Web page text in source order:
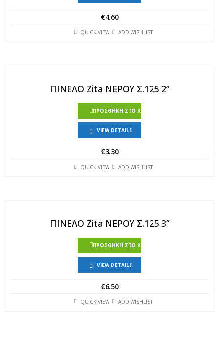
€4.60
QUICK VIEW ADD WISHLIST
ΠΙΝΕΛΟ Zita ΝΕΡΟΥ Σ.125 2”
ΠΡΟΣΘΉΚΗ ΣΤΟ ΚΑΛΆΘΙ
VIEW DETAILS
€3.30
QUICK VIEW ADD WISHLIST
ΠΙΝΕΛΟ Zita ΝΕΡΟΥ Σ.125 3”
ΠΡΟΣΘΉΚΗ ΣΤΟ ΚΑΛΆΘΙ
VIEW DETAILS
€6.50
QUICK VIEW ADD WISHLIST